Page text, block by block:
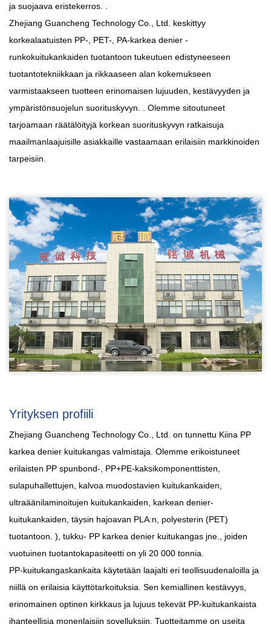
ja suojaava eristekerros. .
Zhejiang Guancheng Technology Co., Ltd. keskittyy
korkealaatuisten PP-, PET-, PA-karkea denier -
runkokuitukankaiden tuotantoon tukeutuen edistyneeseen
tuotantotekniikkaan ja rikkaaseen alan kokemukseen
varmistaakseen tuotteen erinomaisen lujuuden, kestävyyden ja
ympäristönsuojelun suorituskyvyn. . Olemme sitoutuneet
tarjoamaan räätälöityjä korkean suorituskyvyn ratkaisuja
maailmanlaajuisille asiakkaille vastaamaan erilaisiin markkinoiden
tarpeisiin.
Yrityksen profiili
Zhejiang Guancheng Technology Co., Ltd. on tunnettu Kiina PP
karkea denier kuitukangas valmistaja. Olemme erikoistuneet
erilaisten PP spunbond-, PP+PE-kaksikomponenttisten,
sulapuhallettujen, kalvoa muodostavien kuitukankaiden,
ultraäänilaminoitujen kuitukankaiden, karkean denier-
kuitukankaiden, täysin hajoavan PLA:n, polyesterin (PET)
tuotantoon. ), tukku- PP karkea denier kuitukangas jne., joiden
vuotuinen tuotantokapasiteetti on yli 20 000 tonnia.
PP-kuitukangaskankaita käytetään laajalti eri teollisuudenaloilla ja
niillä on erilaisia ​​käyttötarkoituksia. Sen kemiallinen kestävyys,
erinomainen optinen kirkkaus ja lujuus tekevät PP-kuitukankaista
ihanteellisia monenlaisiin sovelluksiin. Tuotteitamme on useita